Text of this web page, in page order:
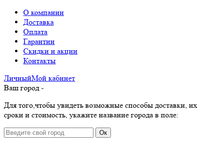
О компании
Доставка
Оплата
Гарантии
Скидки и акции
Контакты
ЛичныйМой кабинет
Ваш город -
Для того,чтобы увидеть возможные способы доставки, их
сроки и стоимость, укажите название города в поле:
Ок